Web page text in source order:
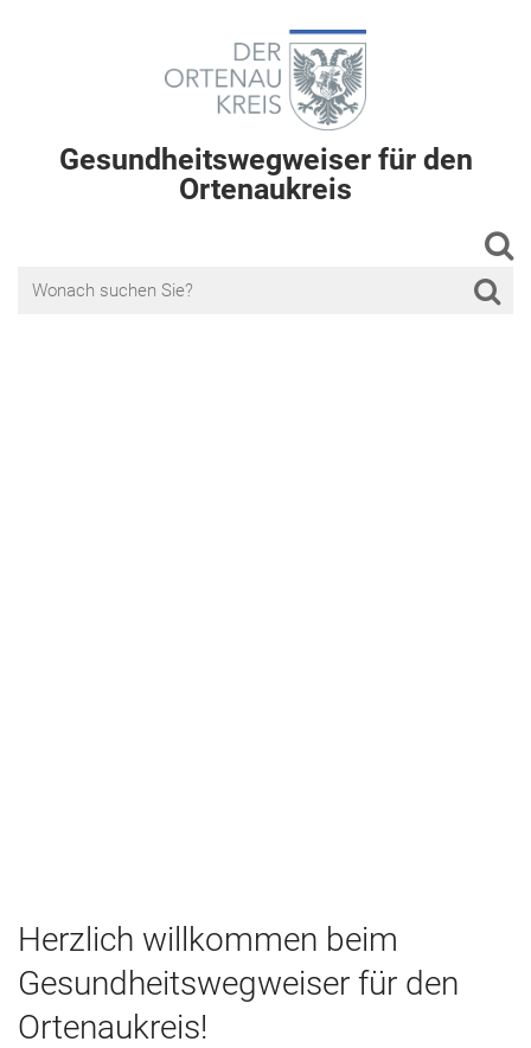
Gesundheitswegweiser für den
Ortenaukreis
Herzlich willkommen beim
Gesundheitswegweiser für den
Ortenaukreis!